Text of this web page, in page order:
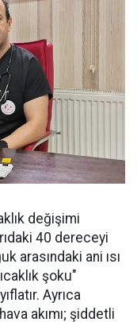
değişimi
40 dereceyi
arasındaki ani ısı
şoku"
Ayrıca
akımı; şiddetli